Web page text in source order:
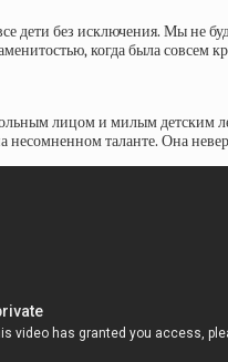
дети без исключения. Мы не
когда была совсем
лицом и милым детским
несомненном таланте. Она